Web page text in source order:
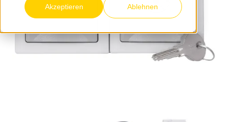
Akzeptieren Ablehnen